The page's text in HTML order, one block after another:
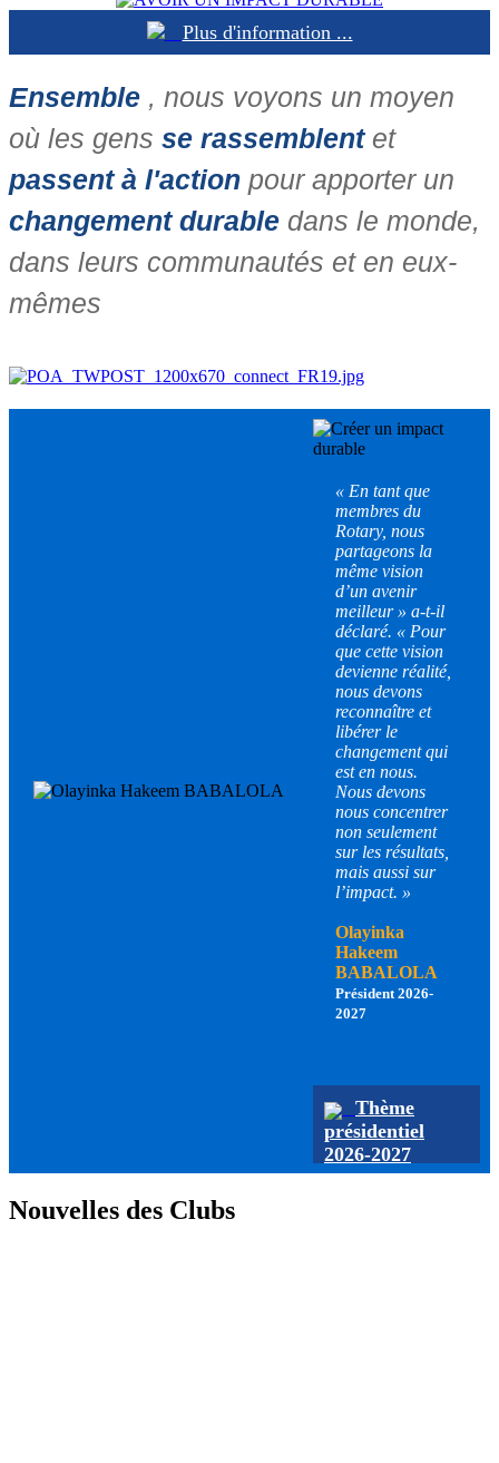
Plus d'information ...
Ensemble , nous voyons un moyen
où les gens se rassemblentet
passent à l'action pour apporter un
changement durable dans le monde,
dans leurs communautés et en eux-
mêmes
« En tant que
membres du
Rotary, nous
partageons la
même vision
d’un avenir
meilleur » a-t-il
déclaré. « Pour
que cette vision
devienne réalité,
nous devons
reconnaître et
libérer le
changement qui
est en nous.
Nous devons
nous concentrer
non seulement
sur les résultats,
mais aussi sur
l’impact. »
Olayinka
Hakeem
BABALOLA
Président 2026-
2027
Thème
présidentiel
2026-2027
Nouvelles des Clubs